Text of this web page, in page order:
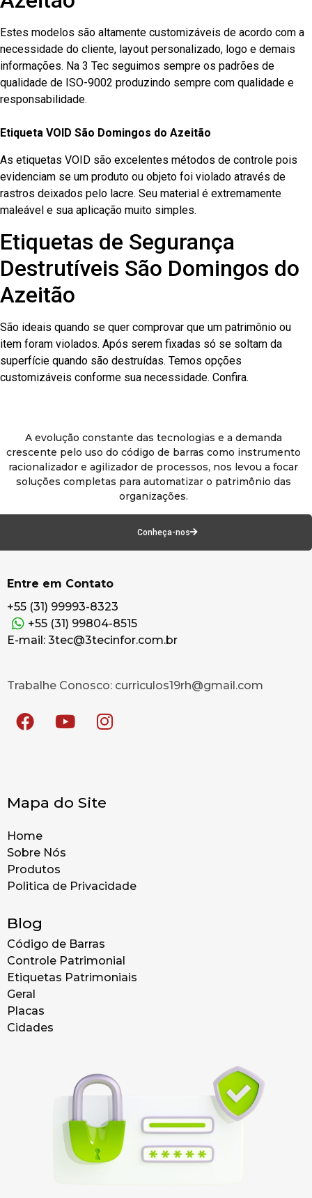
Estes modelos são altamente customizáveis de acordo com a
necessidade do cliente, layout personalizado, logo e demais
informações. Na 3 Tec seguimos sempre os padrões de
qualidade de ISO-9002 produzindo sempre com qualidade e
responsabilidade.
Etiqueta VOID São Domingos do Azeitão
As etiquetas VOID são excelentes métodos de controle pois
evidenciam se um produto ou objeto foi violado através de
rastros deixados pelo lacre. Seu material é extremamente
maleável e sua aplicação muito simples.
Etiquetas de Segurança
Destrutíveis São Domingos do
Azeitão
São ideais quando se quer comprovar que um patrimônio ou
item foram violados. Após serem fixadas só se soltam da
superfície quando são destruídas. Temos opções
customizáveis conforme sua necessidade. Confira.
A evolução constante das tecnologias e a demanda
crescente pelo uso do código de barras como instrumento
racionalizador e agilizador de processos, nos levou a focar
soluções completas para automatizar o patrimônio das
organizações.
Conheça-nos
Entre em Contato
+55 (31) 99993-8323
+55 (31) 99804-8515
E-mail: 3tec@3tecinfor.com.br
Trabalhe Conosco: curriculos19rh@gmail.com
Mapa do Site
Home
Sobre Nós
Produtos
Politica de Privacidade
Blog
Código de Barras
Controle Patrimonial
Etiquetas Patrimoniais
Geral
Placas
Cidades